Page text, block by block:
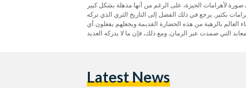
لأهرامات الجيزة، على الرغم من أنها مذهلة بشكل كبير
بكثير. يرجع في ذلك الفضل إلى التاريخ الثري الذي تركه
بالرهبة من هذه الحضارة القديمة ويجعلهم يفعلون أي
Latest News